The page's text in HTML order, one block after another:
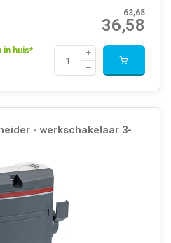
63,65
36,58
in huis*
- werkschakelaar 3-